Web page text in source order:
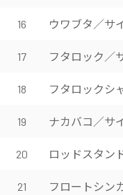
16 ウワブタ／サ
17 フタロック／
18 フタロックシ
19 ナカバコ／サ
20 ロッドスタン
21 フロートシン